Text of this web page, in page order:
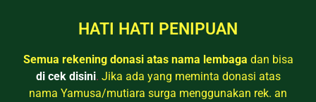
HATI HATI PENIPUAN
Semua rekening donasi atas nama lembaga dan bisa
di cek disini. Jika ada yang meminta donasi atas
nama Yamusa/mutiara surga menggunakan rek. an